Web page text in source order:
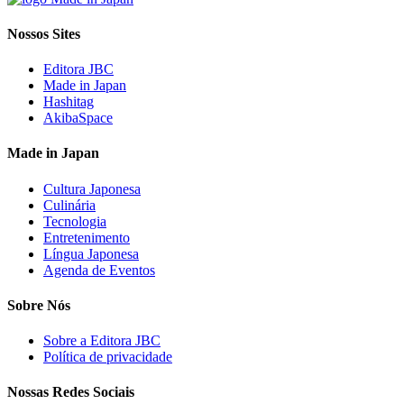
Nossos Sites
Editora JBC
Made in Japan
Hashitag
AkibaSpace
Made in Japan
Cultura Japonesa
Culinária
Tecnologia
Entretenimento
Língua Japonesa
Agenda de Eventos
Sobre Nós
Sobre a Editora JBC
Política de privacidade
Nossas Redes Sociais